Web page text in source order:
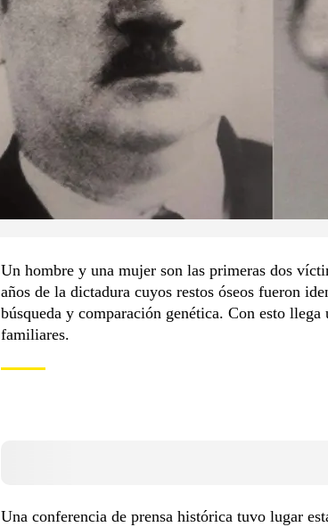
Un hombre y una mujer son las primeras dos
años de la dictadura cuyos restos óseos fueron
búsqueda y comparación genética. Con esto llega
familiares.
Una conferencia de prensa histórica tuvo lugar